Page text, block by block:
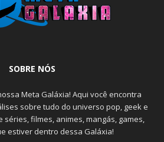
SOBRE NÓS
Meta Galáxia! Aqui você encontra
sobre tudo do universo pop, geek e
séries, filmes, animes, mangás, games,
estiver dentro dessa Galáxia!